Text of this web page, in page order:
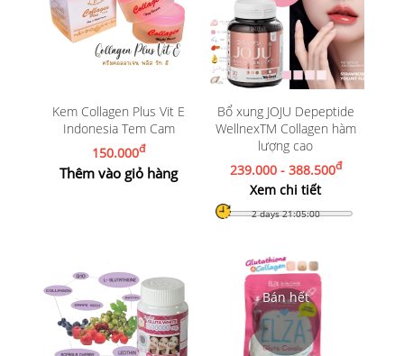
Kem Collagen Plus Vit E
Indonesia Tem Cam
150.000đ
Thêm vào giỏ hàng
Bổ xung JOJU Depeptide
WellnexTM Collagen hàm
lượng cao
239.000 - 388.500đ
Xem chi tiết
2 days 21:04:59